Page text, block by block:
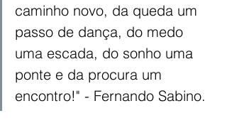
caminho novo, da queda um
passo de dança, do medo
uma escada, do sonho uma
ponte e da procura um
encontro!" - Fernando Sabino.